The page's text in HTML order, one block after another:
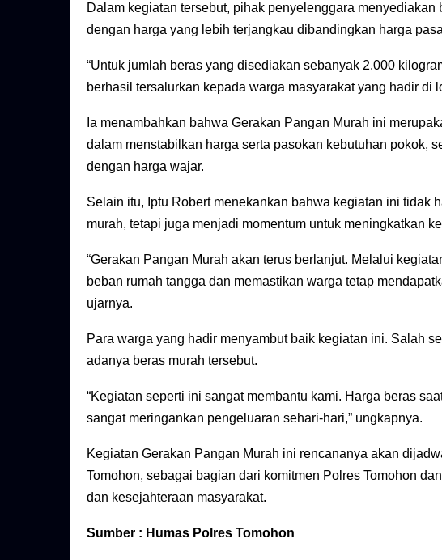
Dalam kegiatan tersebut, pihak penyelenggara
dengan harga yang lebih terjangkau dibandingkan harga
“Untuk jumlah beras yang disediakan sebanyak 2.000
berhasil tersalurkan kepada warga masyarakat yang hadir di
Ia menambahkan bahwa Gerakan Pangan Murah ini
dalam menstabilkan harga serta pasokan kebutuhan pokok,
dengan harga wajar.
Selain itu, Iptu Robert menekankan bahwa kegiatan ini tidak
murah, tetapi juga menjadi momentum untuk meningkatkan
“Gerakan Pangan Murah akan terus berlanjut. Melalui
beban rumah tangga dan memastikan warga tetap
ujarnya.
Para warga yang hadir menyambut baik kegiatan ini. Salah
adanya beras murah tersebut.
“Kegiatan seperti ini sangat membantu kami. Harga beras
sangat meringankan pengeluaran sehari-hari,” ungkapnya.
Kegiatan Gerakan Pangan Murah ini rencananya akan
Tomohon, sebagai bagian dari komitmen Polres Tomohon
dan kesejahteraan masyarakat.
Sumber : Humas Polres Tomohon